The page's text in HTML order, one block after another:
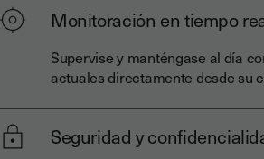
Monitoración en tiempo
Supervise y manténgase al día
actuales directamente desde su
Seguridad y